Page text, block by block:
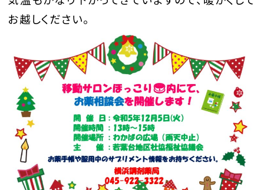
お越しください。